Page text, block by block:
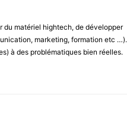
matériel hightech, de développer
marketing, formation etc …).
à des problématiques bien réelles.